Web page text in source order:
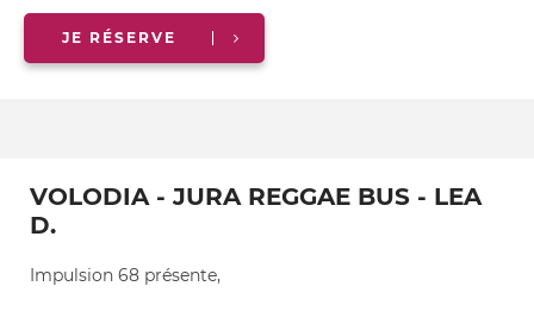
JE RÉSERVE
VOLODIA - JURA REGGAE BUS - LEA
D.
Impulsion 68 présente,